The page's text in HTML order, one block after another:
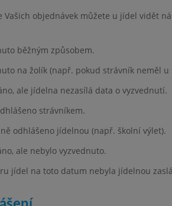
objednávek můžete u jídel vidět
běžným způsobem.
na žolík (např. pokud strávník neměl u
ale jídelna nezasílá data o vyzvednutí.
strávníkem.
odhlášeno jídelnou (např. školní výlet).
ale nebylo vyzvednuto.
jídel na toto datum nebyla jídelnou